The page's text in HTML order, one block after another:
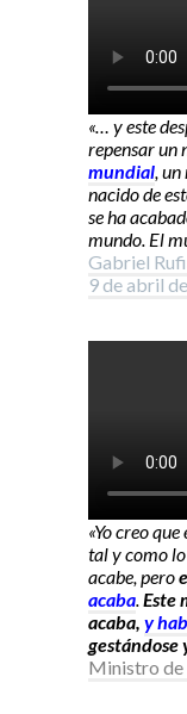
«… y este
repensar un
mundial ,
nacido de
se ha
mundo. El
Gabriel
9 de abril
«Yo creo
tal y como lo
acabe, pero
acaba Este
acaba, y
gestándose
Ministro de